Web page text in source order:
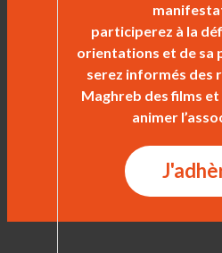
participerez à la
orientations et de sa
serez informés des
Maghreb des films
animer